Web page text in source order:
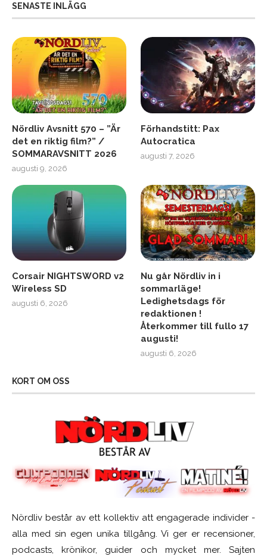
SENASTE INLÄGG
Nördliv Avsnitt 570 – ”Är
det en riktig film?” /
SOMMARAVSNITT 2026
augusti 9, 2026
Förhandstitt: Pax
Autocratica
augusti 7, 2026
Corsair NIGHTSWORD v2
Wireless SD
augusti 6, 2026
Nu går Nördliv in i
sommarläge!
Ledighetsdags för
redaktionen !
Återkommer till fullo 17
augusti!
augusti 6, 2026
KORT OM OSS
Nördliv består av ett kollektiv att engagerade individer -
alla med sin egen unika tillgång. Vi ger er recensioner,
podcasts, krönikor, guider och mycket mer. Sajten